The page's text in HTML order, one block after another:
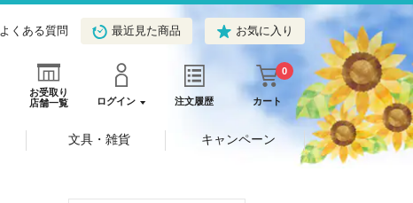
よくある質問 最近見た商品 お気に入り
お受取り
店舗一覧
ログイン 注文履歴 カート
0
文具・雑貨 キャンペーン